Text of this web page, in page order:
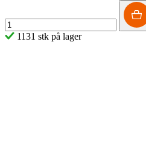
1131 stk på lager